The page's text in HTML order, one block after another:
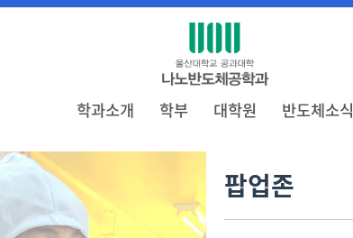
학과소개 학부 대학원 반도체소식
팝업존